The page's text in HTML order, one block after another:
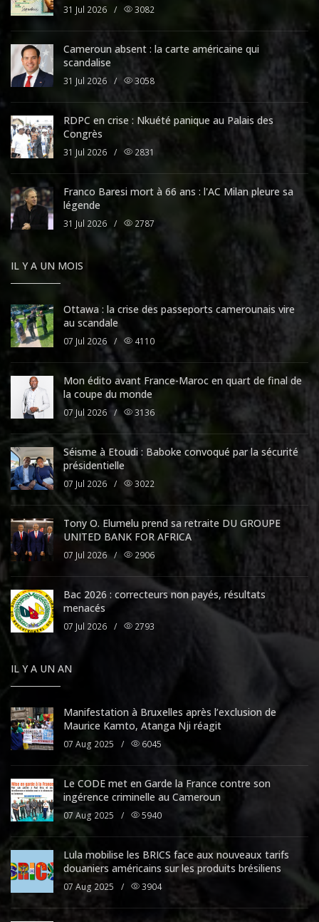
31 Jul 2026 / 3082
Cameroun absent : la carte américaine qui
scandalise
31 Jul 2026 / 3058
RDPC en crise : Nkuété panique au Palais des
Congrès
31 Jul 2026 / 2831
Franco Baresi mort à 66 ans : l'AC Milan pleure sa
légende
31 Jul 2026 / 2787
IL Y A UN MOIS
Ottawa : la crise des passeports camerounais vire
au scandale
07 Jul 2026 / 4110
Mon édito avant France-Maroc en quart de final de
la coupe du monde
07 Jul 2026 / 3136
Séisme à Etoudi : Baboke convoqué par la sécurité
présidentielle
07 Jul 2026 / 3022
Tony O. Elumelu prend sa retraite DU GROUPE
UNITED BANK FOR AFRICA
07 Jul 2026 / 2906
Bac 2026 : correcteurs non payés, résultats
menacés
07 Jul 2026 / 2793
IL Y A UN AN
Manifestation à Bruxelles après l’exclusion de
Maurice Kamto, Atanga Nji réagit
07 Aug 2025 / 6045
Le CODE met en Garde la France contre son
ingérence criminelle au Cameroun
07 Aug 2025 / 5940
Lula mobilise les BRICS face aux nouveaux tarifs
douaniers américains sur les produits brésiliens
07 Aug 2025 / 3904